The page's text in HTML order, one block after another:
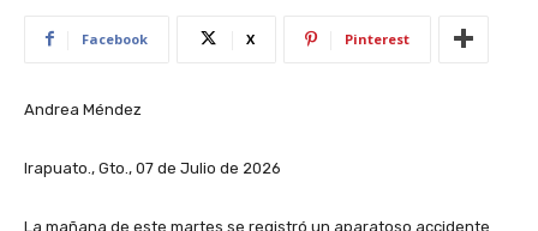
Facebook X Pinterest
Andrea Méndez
Irapuato., Gto., 07 de Julio de 2026
La mañana de este martes se registró un aparatoso accidente